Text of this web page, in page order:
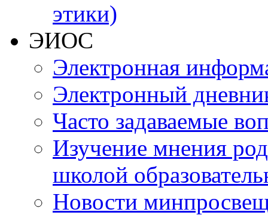
этики)
ЭИОС
Электронная
Электронный
Часто задаваемые
Изучение мнения
школой
Новости